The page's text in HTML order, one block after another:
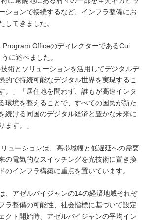
ションで接続するなど、インフラ整備にお
してきました。
Program OfficeのディレクターであるCui
に述べました。
技術とソリューションを活用してデジタルデ
的で持続可能なデジタル世界を実現するこ
。」「居住地を問わず、誰もが高速インタ
環境を整えることで、すべての国民が新た
続ける同国のデジタル経済と豊かな未来に
ます。」
ューションは、高帯域幅と低遅延への需要
の電気的なスイッチングを光技術に置き換
のインフラ構築に重点を置いています。
、アゼルバイジャンの14の経済地域それぞ
ラ整備の可能性、社会指標に基づいて設定
クト開始時、アゼルバイジャンの平均イン